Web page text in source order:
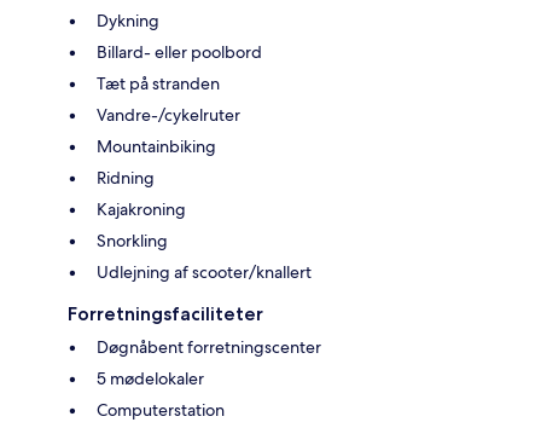
Dykning
Billard- eller poolbord
Tæt på stranden
Vandre-/cykelruter
Mountainbiking
Ridning
Kajakroning
Snorkling
Udlejning af scooter/knallert
Forretningsfaciliteter
Døgnåbent forretningscenter
5 mødelokaler
Computerstation